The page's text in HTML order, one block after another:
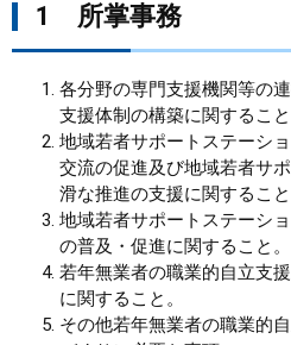
1 所掌事務
各分野の専門支援機関等の
支援体制の構築に関すること
地域若者サポートステーシ
交流の促進及び地域若者サ
滑な推進の支援に関すること
地域若者サポートステーシ
の普及・促進に関すること。
若年無業者の職業的自立支
に関すること。
その他若年無業者の職業的